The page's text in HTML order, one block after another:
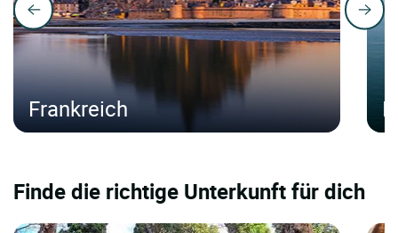
Frankreich
Finde die richtige Unterkunft für dich